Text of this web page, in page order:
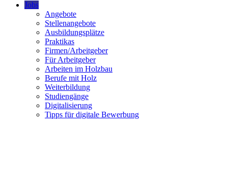
Jobs
Angebote
Stellenangebote
Ausbildungsplätze
Praktikas
Firmen/Arbeitgeber
Für Arbeitgeber
Arbeiten im Holzbau
Berufe mit Holz
Weiterbildung
Studiengänge
Digitalisierung
Tipps für digitale Bewerbung